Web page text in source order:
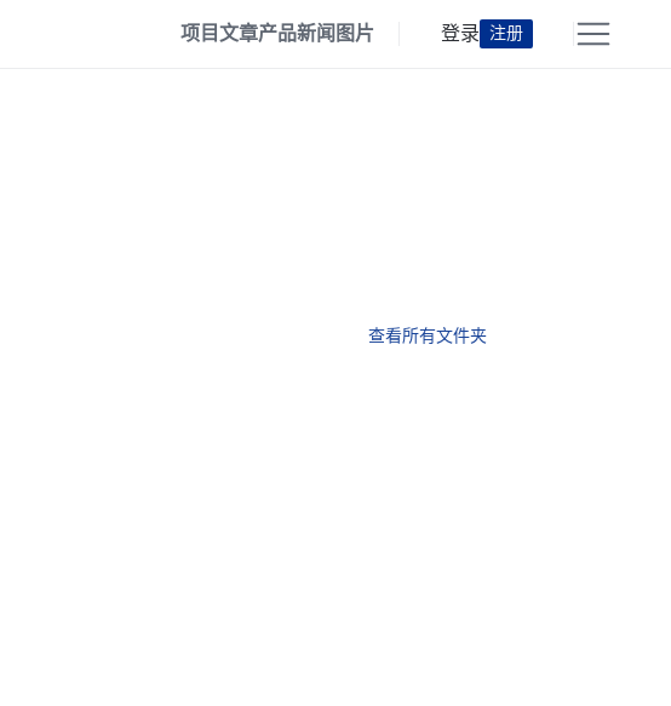
项目文章产品新闻 图片 登录 注册
查看所有文件夹